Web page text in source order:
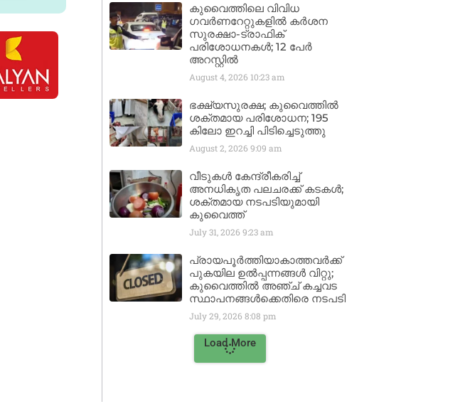
കുവൈത്തിലെ വിവിധ
ഗവർണറേറ്റുകളിൽ കർശന
സുരക്ഷാ-ട്രാഫിക്
പരിശോധനകൾ; 12 പേർ
അറസ്റ്റിൽ
August 4, 2026 10:23 am
ഭക്ഷ്യസുരക്ഷ; കുവൈത്തിൽ
ശക്തമായ പരിശോധന; 195
കിലോ ഇറച്ചി പിടിച്ചെടുത്തു
August 2, 2026 9:09 am
വീടുകൾ കേന്ദ്രീകരിച്ച്
അനധികൃത പലചരക്ക് കടകൾ;
ശക്തമായ നടപടിയുമായി
കുവൈത്ത്
July 31, 2026 9:23 am
പ്രായപൂർത്തിയാകാത്തവർക്ക്
പുകയില ഉൽപ്പന്നങ്ങൾ വിറ്റു;
കുവൈത്തിൽ അഞ്ച് കച്ചവട
സ്ഥാപനങ്ങൾക്കെതിരെ നടപടി
July 29, 2026 8:08 pm
Load More